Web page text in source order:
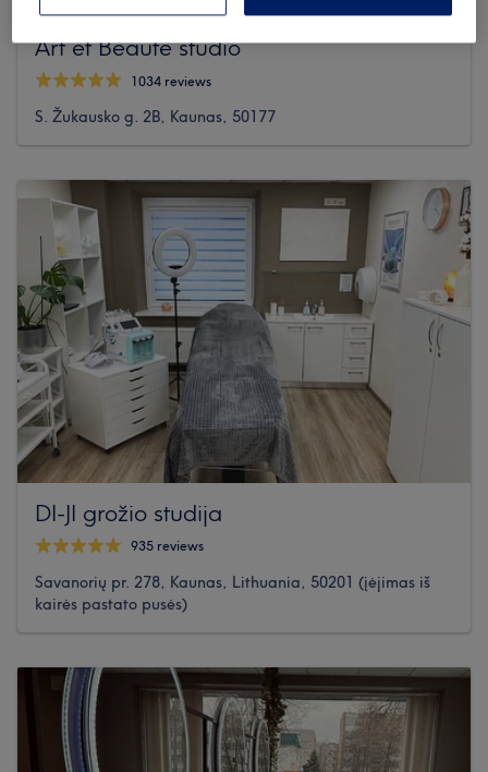
Art et Beaute studio
1034 reviews
S. Žukausko g. 2B, Kaunas, 50177
DI-JI grožio studija
935 reviews
Savanorių pr. 278, Kaunas, Lithuania, 50201 (įėjimas iš
kairės pastato pusės)